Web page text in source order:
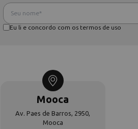
Eu li e concordo com os termos de uso
Mooca
Av. Paes de Barros, 2950,
Mooca